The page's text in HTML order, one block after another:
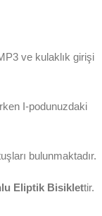
ve kulaklık girişi
I-podunuzdaki
bulunmaktadır.
Eliptik Bisiklettir.